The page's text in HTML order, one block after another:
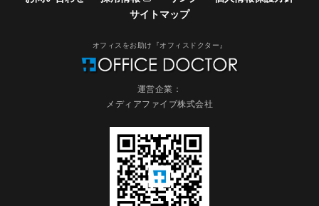
サイトマップ
オフィスをお助け『オフィスドクター』
運営企業：
メディアファイブ株式会社